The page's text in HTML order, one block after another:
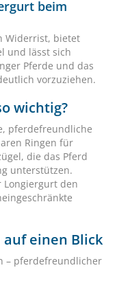
beim
Widerrist, bietet
und lässt sich
Pferde und das
vorzuziehen.
wichtig?
pferdefreundliche
Ringen für
die das Pferd
unterstützen.
Longiergurt den
einen Blick
– pferdefreundlicher